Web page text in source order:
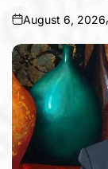
on
August 6, 2026